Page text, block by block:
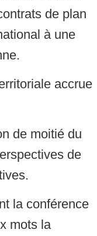
de plan
à une
accrue
de moitié du
de
la conférence
mots la